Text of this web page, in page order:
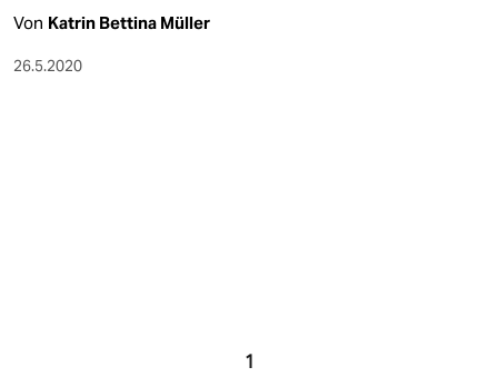
Von Katrin Bettina Müller
26.5.2020
1